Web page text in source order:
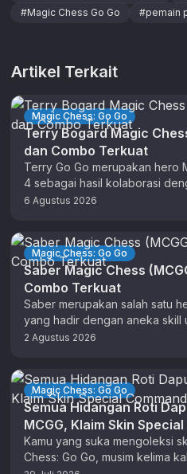
#Magic Chess Go Go #pemain
Artikel Terkait
Magic Chess: Go Go
Terry Bogard Magic
dan Combo Terkuat
Terry Go Go merupakan hero
4 sebagai hasil kolaborasi
(KOF). …
6 Agustus 2026
Magic Chess: Go Go
Saber Magic Chess
Combo Terkuat
Saber merupakan salah satu
yang hadir dengan aneka skill
anda sudah tidak …
2 Agustus 2026
Magic Chess: Go Go
Semua Hidangan Roti
MCGG, Klaim Skin
Kamu yang suka mengoleksi
Chess: Go Go, musim kelima